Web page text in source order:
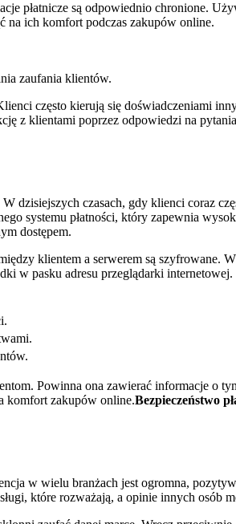
płatnicze są odpowiednio chronione.
na ich komfort podczas zakupów online.
zaufania klientów.
często kierują się doświadczeniami
z klientami poprzez odpowiedzi na
dzisiejszych czasach, gdy klienci coraz
systemu płatności, który zapewnia
dostępem.
klientem a serwerem są szyfrowane.
w pasku adresu przeglądarki internetowej.
Powinna ona zawierać informacje o
komfort zakupów online.Bezpieczeństwo
w wielu branżach jest ogromna,
które rozważają, a opinie innych osób